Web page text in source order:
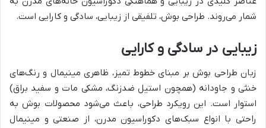
شمار می‌روند. طراحی بوش، تلفیقی از زیبایی، سادگی و کارایی است.
زیبایی در سادگی و کارایی
زبان طراحی بوش بر مبنای خطوط تمیز، ظاهری مینیمال و رنگ‌های
خنثی و جاودانه (همچون استیل ضدزنگ، مشکی مات و سفید براق)
استوار است. این رویکرد طراحی، باعث می‌شود محصولات بوش به
راحتی با انواع سبک‌های دکوراسیون مدرن، از صنعتی و مینیمال